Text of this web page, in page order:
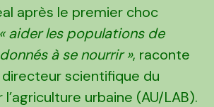
après le premier choc
« aider les populations de
à se nourrir », raconte
directeur scientifique du
urbaine (AU/LAB).